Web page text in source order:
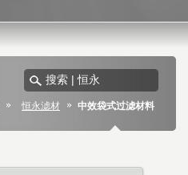
恒永滤材 中效袋式过滤材料